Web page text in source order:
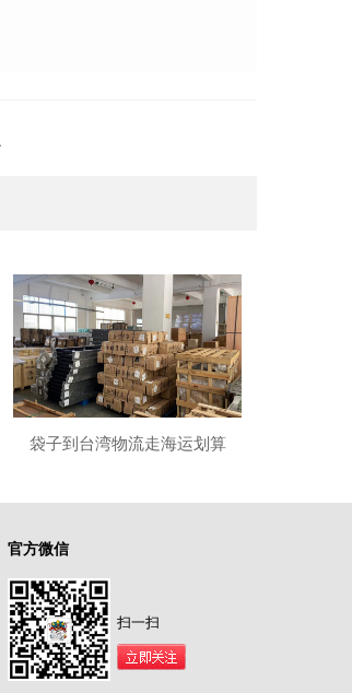
袋子到台湾物流走海运划算
官方微信
扫一扫